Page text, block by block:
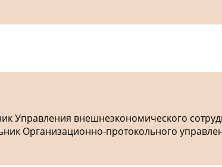
Управления внешнеэкономического
Организационно-протокольного